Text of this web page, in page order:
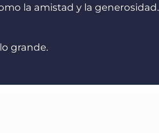
la amistad y la generosidad.
grande.